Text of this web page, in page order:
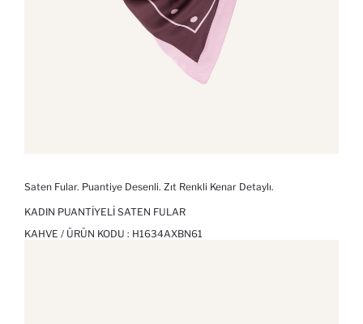
Saten Fular. Puantiye Desenli. Zıt Renkli Kenar Detaylı.
KADIN PUANTIYELI SATEN FULAR
KAHVE / ÜRÜN KODU : H1634AXBN61